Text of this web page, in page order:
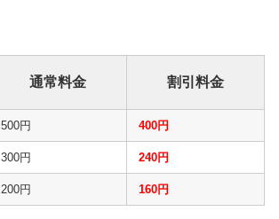
通常料金 割引料金
500円 400円
300円 240円
200円 160円